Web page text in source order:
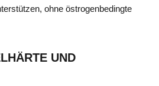
ohne östrogenbedingte
UND